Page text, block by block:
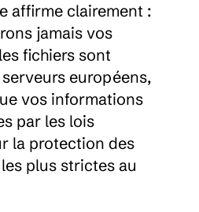
affirme clairement :
jamais vos
fichiers sont
européens,
vos informations
par les lois
la protection des
plus strictes au